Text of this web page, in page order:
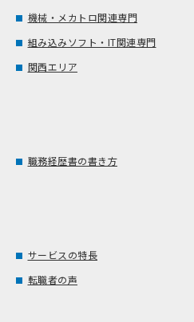
機械・メカトロ関連専門
組み込みソフト・IT関連専門
関西エリア
職務経歴書の書き方
サービスの特長
転職者の声